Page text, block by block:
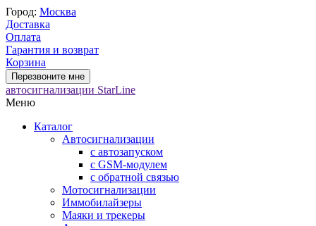
Город: Москва
Доставка
Оплата
Гарантия и возврат
Корзина
Перезвоните мне
автосигнализации StarLine
Меню
Каталог
Автосигнализации
с автозапуском
с GSM-модулем
с обратной связью
Мотосигнализации
Иммобилайзеры
Маяки и трекеры